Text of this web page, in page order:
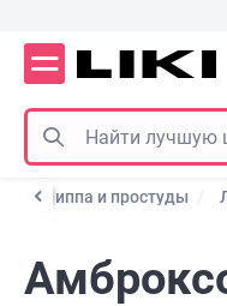
от гриппа и простуды